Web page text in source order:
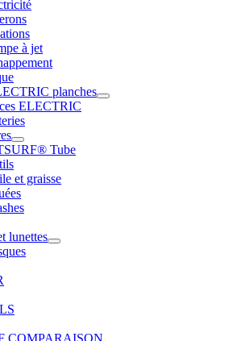
à jet
planches
ELECTRIC
Tube
et graisse
lunettes
COMPARAISON